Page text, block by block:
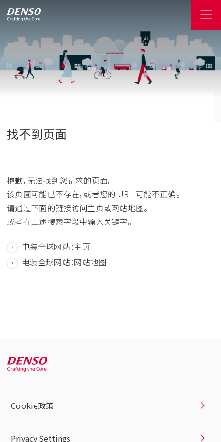
找不到页面
抱歉，无法找到您请求的页面。
该页面可能已不存在，或者您的 URL 可能不正确。
请通过下面的链接访问主页或网站地图。
或者在上述搜索字段中输入关键字。
电装全球网站：主页
电装全球网站：网站地图
Cookie政策
Privacy Settings